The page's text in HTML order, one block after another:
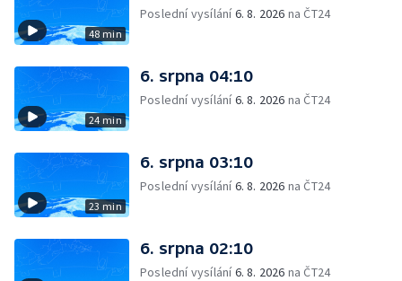
48 min
Poslední vysílání6. 8. 2026 na ČT24
24 min
6. srpna 04:10
Poslední vysílání6. 8. 2026 na ČT24
23 min
6. srpna 03:10
Poslední vysílání6. 8. 2026 na ČT24
6. srpna 02:10
Poslední vysílání6. 8. 2026 na ČT24